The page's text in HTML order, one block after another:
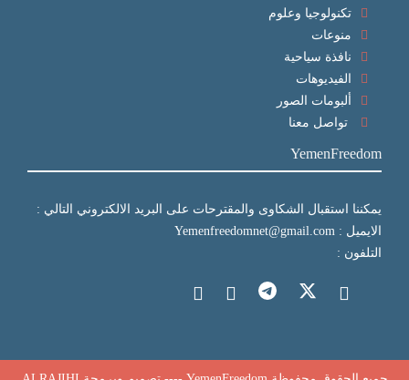
تكنولوجيا وعلوم
منوعات
نافذة سياحية
الفيديوهات
ألبومات الصور
تواصل معنا
YemenFreedom
يمكننا استقبال الشكاوى والمقترحات على البريد الالكتروني التالي :
الايميل : Yemenfreedomnet@gmail.com
التلفون :